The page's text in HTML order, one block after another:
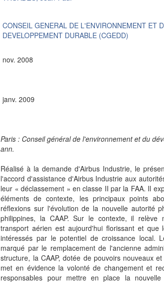
CONSEIL GENERAL DE L'ENVIRONNEMENT ET
DEVELOPPEMENT DURABLE (CGEDD)
nov. 2008
janv. 2009
Paris : Conseil général de l'environnement et du
ann.
Réalisé à la demande d'Airbus Industrie, le
l'accord d'assistance d'Airbus Industrie aux
leur « déclassement » en classe II par la FAA. Il
éléments de contexte, les principaux points
réflexions sur l'évolution de la nouvelle autorité
philippines, la CAAP. Sur le contexte, il
transport aérien est aujourd'hui florissant et que
intéressés par le potentiel de croissance local.
marqué par le remplacement de l'ancienne
structure, la CAAP, dotée de pouvoirs nouveaux
met en évidence la volonté de changement et
responsables pour mettre en place la